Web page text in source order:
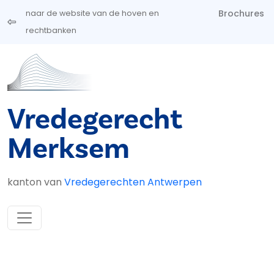
Overslaan en naar de inhoud gaan
naar de website van de hoven en
rechtbanken
Brochures
Vredegerecht
Merksem
kanton van Vredegerechten Antwerpen